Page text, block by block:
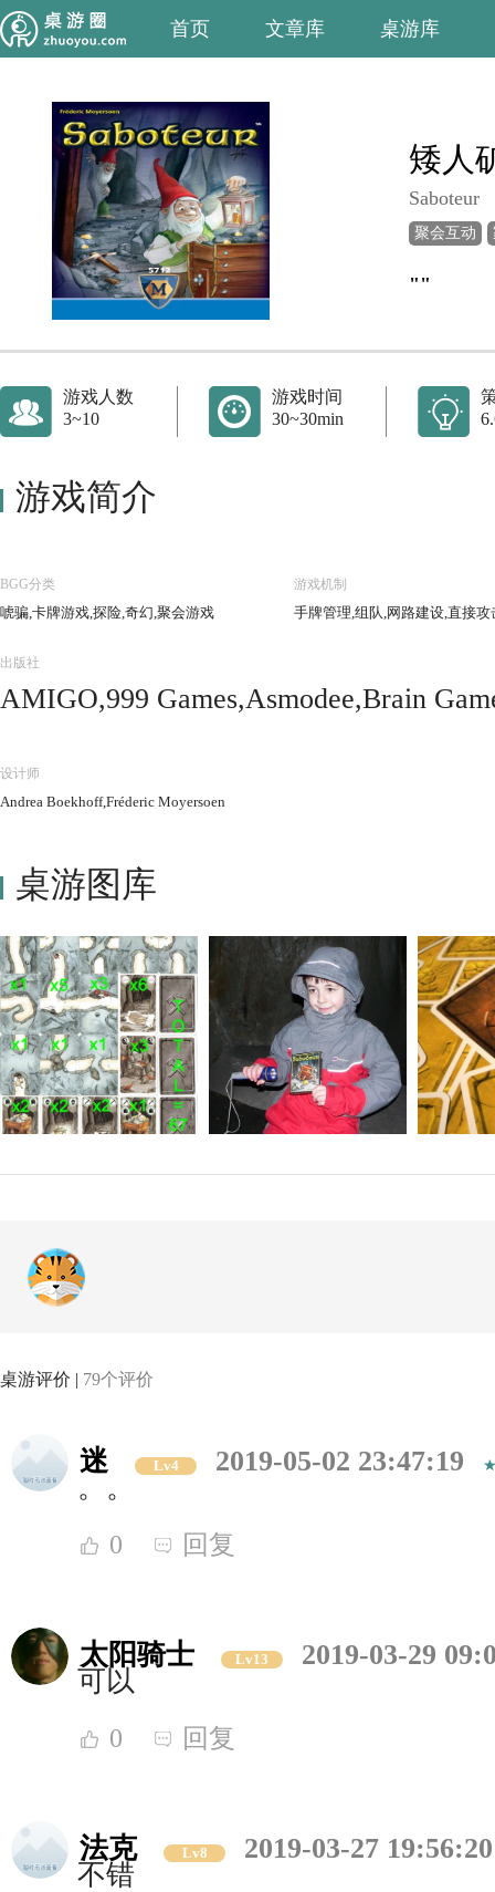
首页 文章库 桌游库
矮人
Saboteur
聚会互动
""
游戏人数
3~10
游戏时间
30~30min
游戏简介
BGG分类
唬骗,卡牌游戏,探险,奇幻,聚会游戏
游戏机制
手牌管理,组队,网路建设,直接攻
出版社
AMIGO,999 Games,Asmodee,Brain
es,Kikigagne?,Lautapelit.fi,Lifestyle
s,Meeples Cafe,Mercurio,Möbius
Взрослые дети
设计师
Andrea Boekhoff,Fréderic Moyersoen
桌游图库
桌游评价 | 79个评价
迷 Lv4
2019-05-02 23:47:19
。。
0 回复
太阳骑士 Lv13
2019-03-29
可以
0 回复
法克 Lv8
2019-03-27 19:56:20
不错